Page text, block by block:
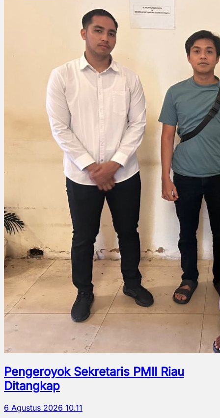
Pengeroyok Sekretaris PMII Riau
Ditangkap
6 Agustus 2026 10.11